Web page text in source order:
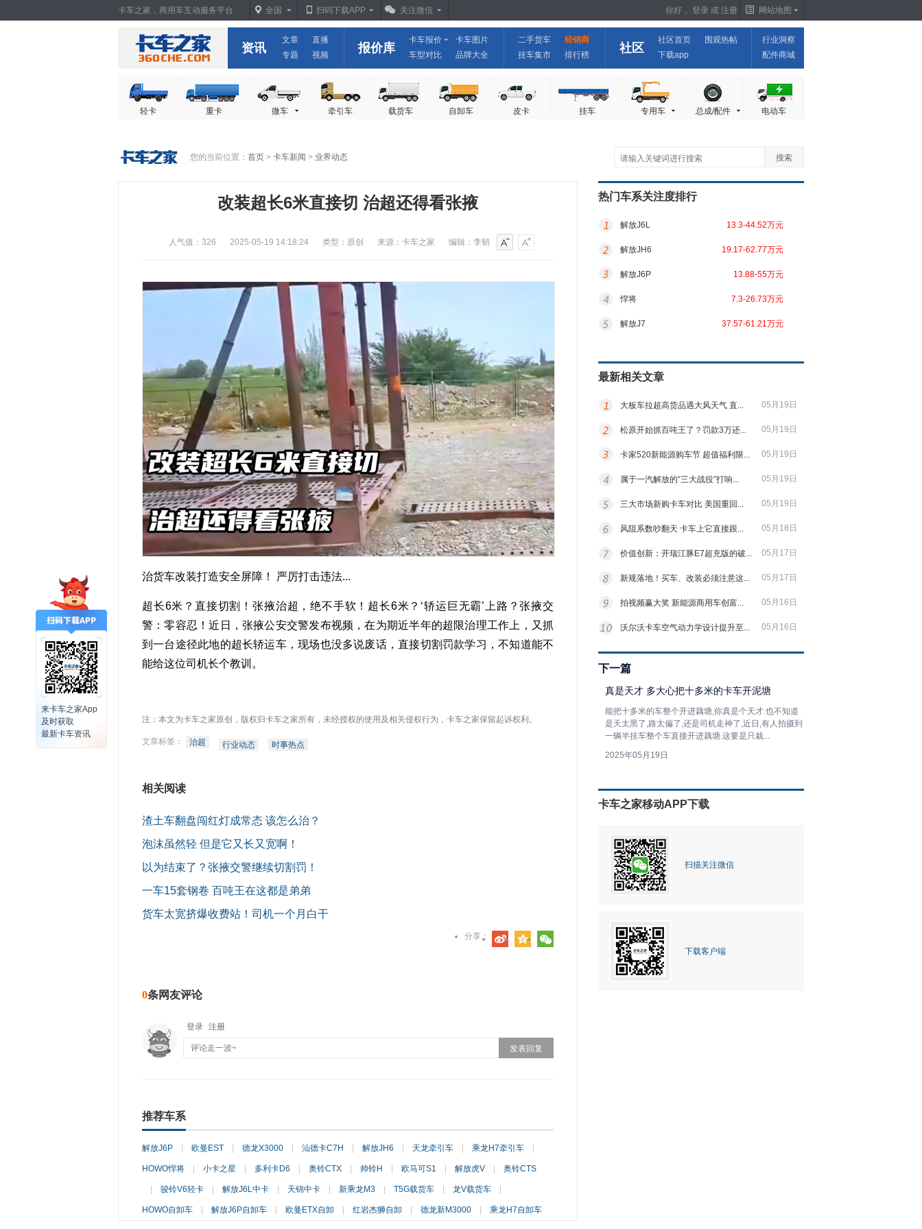
来卡车之家App
及时获取
最新卡车资讯
你好， 登录 或 注册 网站地图
卡车之家，商用车互动服务平台 全国 扫码下载APP 关注微信
资讯
文章
直播
专题
视频 报价库
卡车报价
卡车图片
车型对比
品牌大全
二手货车
经销商
挂车集市
排行榜 社区
社区首页
围观热帖
下载app
行业洞察
配件商城
轻卡 重卡 微车 牵引车 载货车 自卸车 皮卡 挂车 专用车 总成/配件 电动车
您的当前位置： 首页 > 卡车新闻 > 业界动态
改装超长6米直接切 治超还得看张掖
人气值：326 2025-05-19 14:18:24 类型：原创 来源：卡车之家 编辑：李韧
治货车改装打造安全屏障！ 严厉打击违法...
超长6米？直接切割！张掖治超，绝不手软！超长6米？‘轿运巨无霸’上路？张掖交
警：零容忍！近日，张掖公安交警发布视频，在为期近半年的超限治理工作上，又抓
到一台途径此地的超长轿运车，现场也没多说废话，直接切割罚款学习，不知道能不
能给这位司机长个教训。
注：本文为卡车之家原创，版权归卡车之家所有，未经授权的使用及相关侵权行为，卡车之家保留起诉权利。
文章标签： 治超 行业动态 时事热点
相关阅读
渣土车翻盘闯红灯成常态 该怎么治？
泡沫虽然轻 但是它又长又宽啊！
以为结束了？张掖交警继续切割罚！
一车15套钢卷 百吨王在这都是弟弟
货车太宽挤爆收费站！司机一个月白干
分享：
0条网友评论
登录 注册
推荐车系
解放J6P 欧曼EST 德龙X3000 汕德卡C7H 解放JH6 天龙牵引车 乘龙H7牵引车
HOWO悍将 小卡之星 多利卡D6 奥铃CTX 帅铃H 欧马可S1 解放虎V 奥铃CTS
骏铃V6轻卡 解放J6L中卡 天锦中卡 新乘龙M3 T5G载货车 龙V载货车
HOWO自卸车 解放J6P自卸车 欧曼ETX自卸 红岩杰狮自卸 德龙新M3000 乘龙H7自卸车
热门车系关注度排行
解放J6L 13.3-44.52万元
解放JH6 19.17-62.77万元
解放J6P 13.88-55万元
悍将 7.3-26.73万元
解放J7 37.57-61.21万元
最新相关文章
大板车拉超高货品遇大风天气 直... 05月19日
松原开始抓百吨王了？罚款3万还... 05月19日
卡家520新能源购车节 超值福利限... 05月19日
属于一汽解放的“三大战役”打响... 05月19日
三大市场新购卡车对比 美国重回... 05月19日
风阻系数吵翻天 卡车上它直接跟... 05月18日
价值创新：开瑞江豚E7超充版的破... 05月17日
新规落地！买车、改装必须注意这... 05月17日
拍视频赢大奖 新能源商用车创富... 05月16日
沃尔沃卡车空气动力学设计提升至... 05月16日
下一篇
真是天才 多大心把十多米的卡车开泥塘
能把十多米的车整个开进藕塘,你真是个天才.也不知道
是天太黑了,路太偏了,还是司机走神了,近日,有人拍摄到
一辆半挂车整个车直接开进藕塘.这要是只栽...
2025年05月19日
卡车之家移动APP下载
扫描关注微信
下载客户端